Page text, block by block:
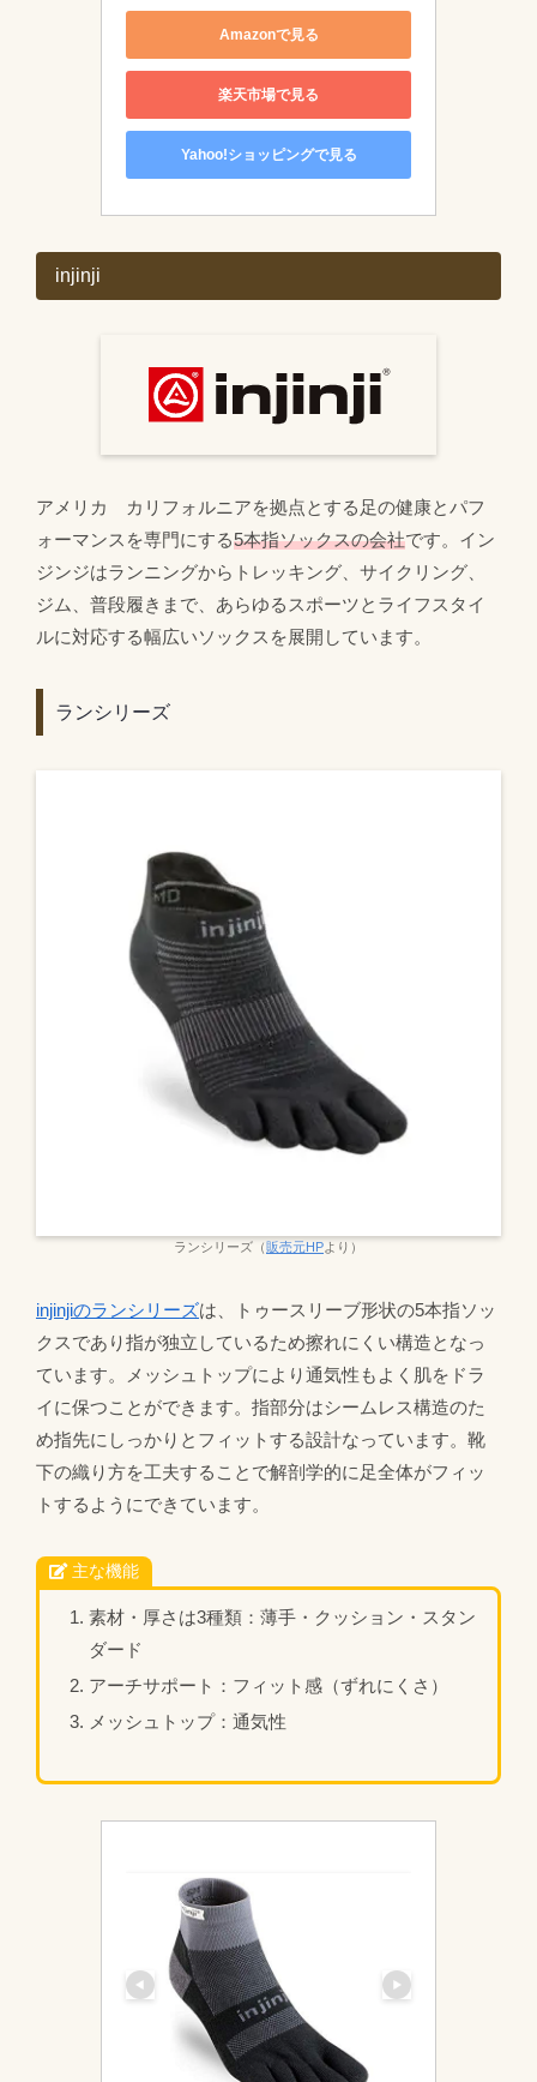
Amazonで見る
楽天市場で見る
Yahoo!ショッピングで見る
injinji
アメリカ カリフォルニアを拠点とする足の健康とパフ
ォーマンスを専門にする5本指ソックスの会社です。イン
ジンジはランニングからトレッキング、サイクリング、
ジム、普段履きまで、あらゆるスポーツとライフスタイ
ルに対応する幅広いソックスを展開しています。
ランシリーズ
ランシリーズ（ 販売元HPより）
injinjiのランシリーズは、トゥースリーブ形状の5本指ソッ
クスであり指が独立しているため擦れにくい構造となっ
ています。メッシュトップにより通気性もよく肌をドラ
イに保つことができます。指部分はシームレス構造のた
め指先にしっかりとフィットする設計なっています。靴
下の織り方を工夫することで解剖学的に足全体がフィッ
トするようにできています。
主な機能
素材・厚さは3種類：薄手・クッション・スタン
ダード
アーチサポート：フィット感（ずれにくさ）
メッシュトップ：通気性